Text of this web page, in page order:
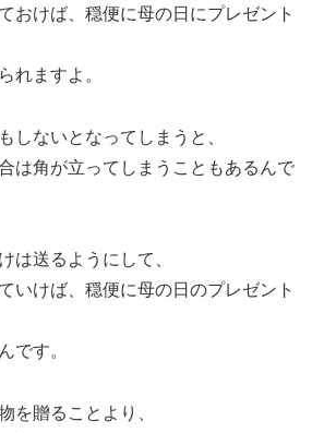
おけば、穏便に母の日にプレゼント
れますよ。
しないとなってしまうと、
は角が立ってしまうこともあるんで
は送るようにして、
いけば、穏便に母の日のプレゼント
です。
を贈ることより、